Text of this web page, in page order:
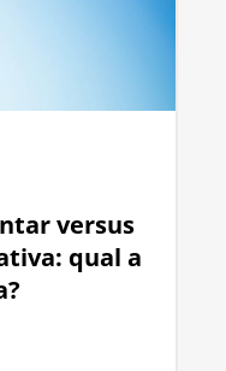
versus
qual a